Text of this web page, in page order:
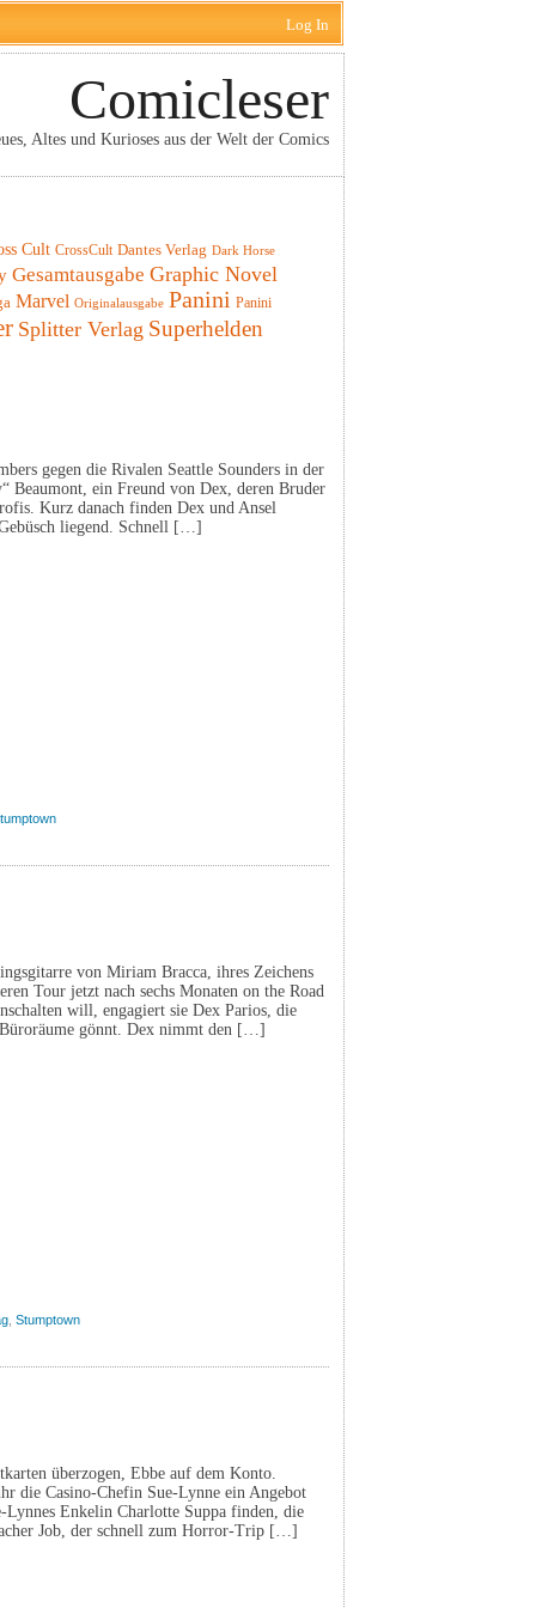
Log In
Comicleser
Altes und Kurioses aus der Welt der Comics
Cult CrossCult Dantes Verlag Dark Horse
Gesamtausgabe Graphic Novel
Marvel Originalausgabe Panini Panini
Splitter Verlag Superhelden
gegen die Rivalen Seattle Sounders in der
Beaumont, ein Freund von Dex, deren Bruder
Kurz danach finden Dex und Ansel
liegend. Schnell […]
von Miriam Bracca, ihres Zeichens
Tour jetzt nach sechs Monaten on the Road
will, engagiert sie Dex Parios, die
gönnt. Dex nimmt den […]
Stumptown
überzogen, Ebbe auf dem Konto.
die Casino-Chefin Sue-Lynne ein Angebot
Enkelin Charlotte Suppa finden, die
Job, der schnell zum Horror-Trip […]